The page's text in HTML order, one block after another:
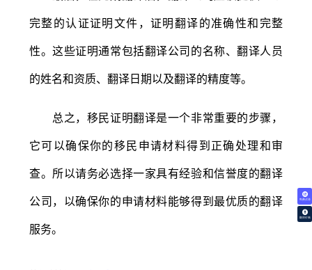
免费试译
翻译价格
完整的认证证明文件，证明翻译的准确性和完整
性。这些证明通常包括翻译公司的名称、翻译人员
的姓名和资质、翻译日期以及翻译的精度等。
总之，移民证明翻译是一个非常重要的步骤，
它可以确保你的移民申请材料得到正确处理和审
查。所以请务必选择一家具有经验和信誉度的翻译
公司，以确保你的申请材料能够得到最优质的翻译
服务。